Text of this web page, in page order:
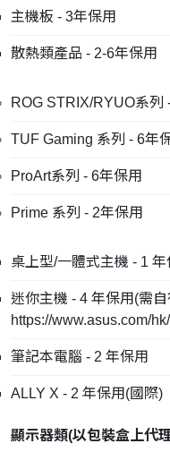
主機板 - 3年保用
散熱類產品 - 2-6年保用
ROG STRIX/RYUO系列
TUF Gaming 系列 - 6年
ProArt系列 - 6年保用
Prime 系列 - 2年保用
桌上型/一體式主機 - 1 年
迷你主機 - 4 年保用(需
https://www.asus.com/
筆記本電腦 - 2 年保用
ALLY X - 2 年保用(國際)
顯示器類(以包裝盒上代